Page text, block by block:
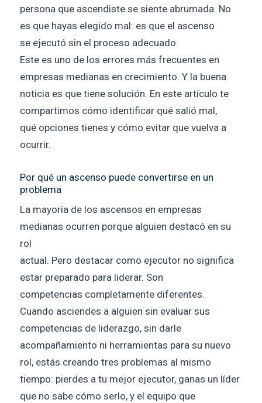
persona que ascendiste se siente abrumada. No
es que hayas elegido mal: es que el ascenso
se ejecutó sin el proceso adecuado.
Este es uno de los errores más frecuentes en
empresas medianas en crecimiento. Y la buena
noticia es que tiene solución. En este artículo te
compartimos cómo identificar qué salió mal,
qué opciones tienes y cómo evitar que vuelva a
ocurrir.
Por qué un ascenso puede convertirse en un
problema
La mayoría de los ascensos en empresas
medianas ocurren porque alguien destacó en su
rol
actual. Pero destacar como ejecutor no significa
estar preparado para liderar. Son
competencias completamente diferentes.
Cuando asciendes a alguien sin evaluar sus
competencias de liderazgo, sin darle
acompañamiento ni herramientas para su nuevo
rol, estás creando tres problemas al mismo
tiempo: pierdes a tu mejor ejecutor, ganas un líder
que no sabe cómo serlo, y el equipo que